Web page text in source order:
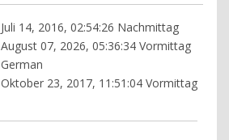
Juli 14, 2016, 02:54:26 Nachmittag
August 07, 2026, 05:36:34 Vormittag
German
Oktober 23, 2017, 11:51:04 Vormittag